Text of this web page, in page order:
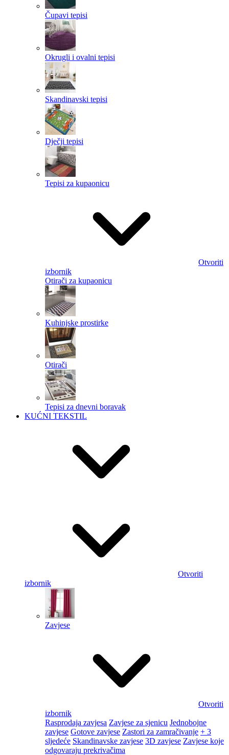
Čupavi tepisi
Okrugli i ovalni tepisi
Skandinavski tepisi
Dječji tepisi
Tepisi za kupaonicu
Otvoriti
izbornik
Otirači za kupaonicu
Kuhinjske prostirke
Otirači
Tepisi za dnevni boravak
KUĆNI TEKSTIL
Otvoriti
izbornik
Zavjese
Otvoriti
izbornik
Rasprodaja zavjesa Zavjese za sjenicu Jednobojne
zavjese Gotove zavjese Zastori za zamračivanje + 3
sljedeće Skandinavske zavjese 3D zavjese Zavjese koje
odgovaraju prekrivačima